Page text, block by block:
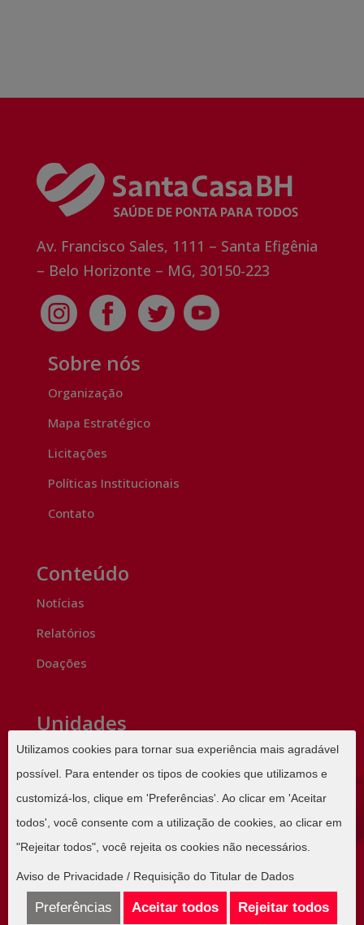
Av. Francisco Sales, 1111 – Santa Efigênia
– Belo Horizonte – MG, 30150-223
Sobre nós
Organização
Mapa Estratégico
Licitações
Políticas Institucionais
Contato
Conteúdo
Notícias
Relatórios
Doações
Unidades
Santa Casa BH
Hospital de Alta Complexidade
100%SUS
São Lucas
Hospital Particular e Convênios
Assistência Familiar Santa Casa BH
Utilizamos cookies para tornar sua experiência mais agradável
possível. Para entender os tipos de cookies que utilizamos e
customizá-los, clique em 'Preferências'. Ao clicar em 'Aceitar
todos', você consente com a utilização de cookies, ao clicar em
"Rejeitar todos", você rejeita os cookies não necessários.
Aviso de Privacidade / Requisição do Titular de Dados
Preferências Aceitar todos Rejeitar todos